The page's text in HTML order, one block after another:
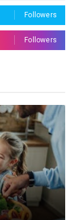
Followers
Followers